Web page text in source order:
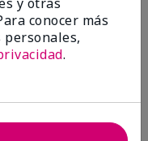
conocer más
personales,
.